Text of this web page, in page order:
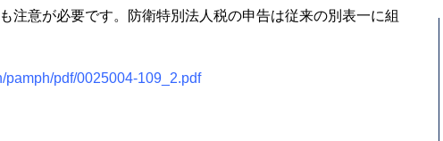
注意が必要です。防衛特別法人税の申告は従来の別表一に組
pamph/pdf/0025004-109_2.pdf